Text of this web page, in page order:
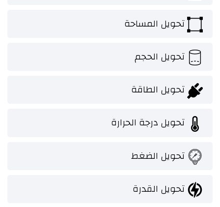
تحويل المساحة
تحويل الحجم
تحويل الطاقة
تحويل درجة الحرارة
تحويل الضغط
تحويل القدرة